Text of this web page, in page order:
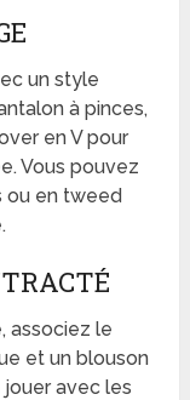
un style
à pinces,
en V pour
Vous pouvez
ou en tweed
associez le
et un blouson
jouer avec les